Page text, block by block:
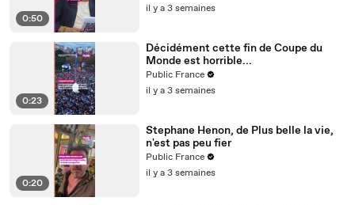
0:50
il y a 3 semaines
0:23
Décidément cette fin de Coupe du
Monde est horrible...
Public France
il y a 3 semaines
0:20
Stephane Henon, de Plus belle la vie,
n'est pas peu fier
Public France
il y a 3 semaines